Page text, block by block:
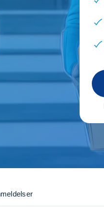
installation og opsætning